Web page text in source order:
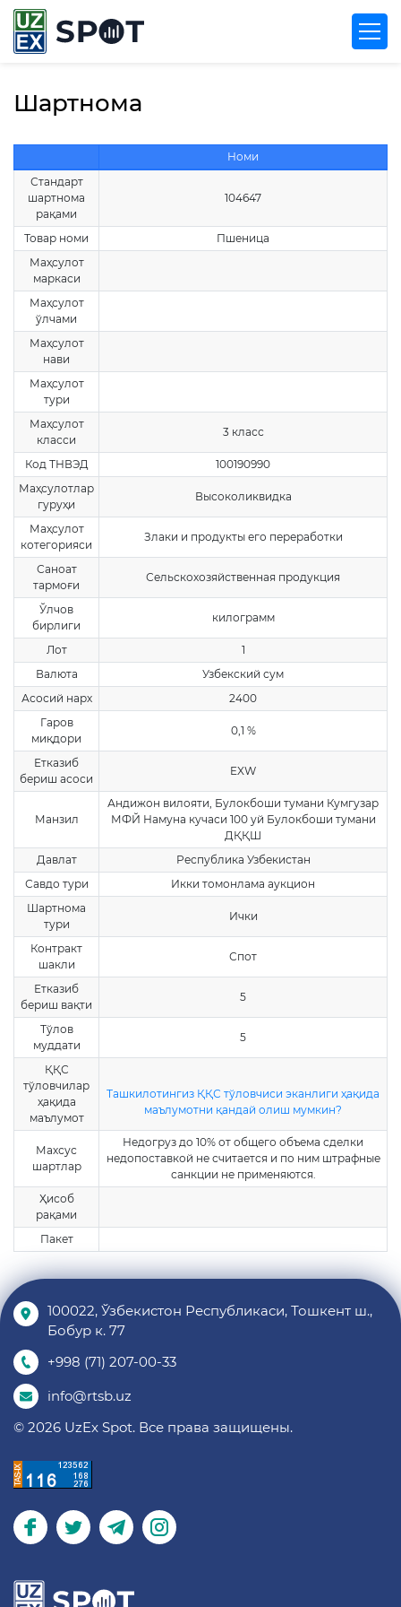
Шартнома
Номи
Стандарт
шартнома
рақами
104647
Товар номи
Пшеница
Маҳсулот
маркаси
Маҳсулот
ўлчами
Маҳсулот
нави
Маҳсулот
тури
Маҳсулот
класси
3 класс
Код ТНВЭД
100190990
Маҳсулотлар
гуруҳи
Высоколиквидка
Маҳсулот
котегорияси
Злаки и продукты его переработки
Саноат
тармоғи
Сельскохозяйственная продукция
Ўлчов
бирлиги
килограмм
Лот
1
Валюта
Узбекский сум
Асосий нарх
2400
Гаров
миқдори
0,1 %
Етказиб
бериш асоси
EXW
Манзил
Андижон вилояти, Булокбоши тумани Кумгузар
МФЙ Намуна кучаси 100 уй Булокбоши тумани
ДҚҚШ
Давлат
Республика Узбекистан
Савдо тури
Икки томонлама аукцион
Шартнома
тури
Ички
Контракт
шакли
Спот
Етказиб
бериш вақти
5
Тўлов
муддати
5
ҚҚС
тўловчилар
ҳақида
маълумот
Ташкилотингиз ҚҚС тўловчиси эканлиги ҳақида
маълумотни қандай олиш мумкин?
Махсус
шартлар
Недогруз до 10% от общего объема сделки
недопоставкой не считается и по ним штрафные
санкции не применяются.
Ҳисоб
рақами
Пакет
100022, Ўзбекистон Республикаси, Тошкент ш.,
Бобур к. 77
+998 (71) 207-00-33
info@rtsb.uz
© 2026 UzEx Spot. Все права защищены.